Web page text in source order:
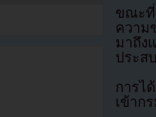
ขณะ
ความ
มาถึ
ประส
การไ
เข้าก